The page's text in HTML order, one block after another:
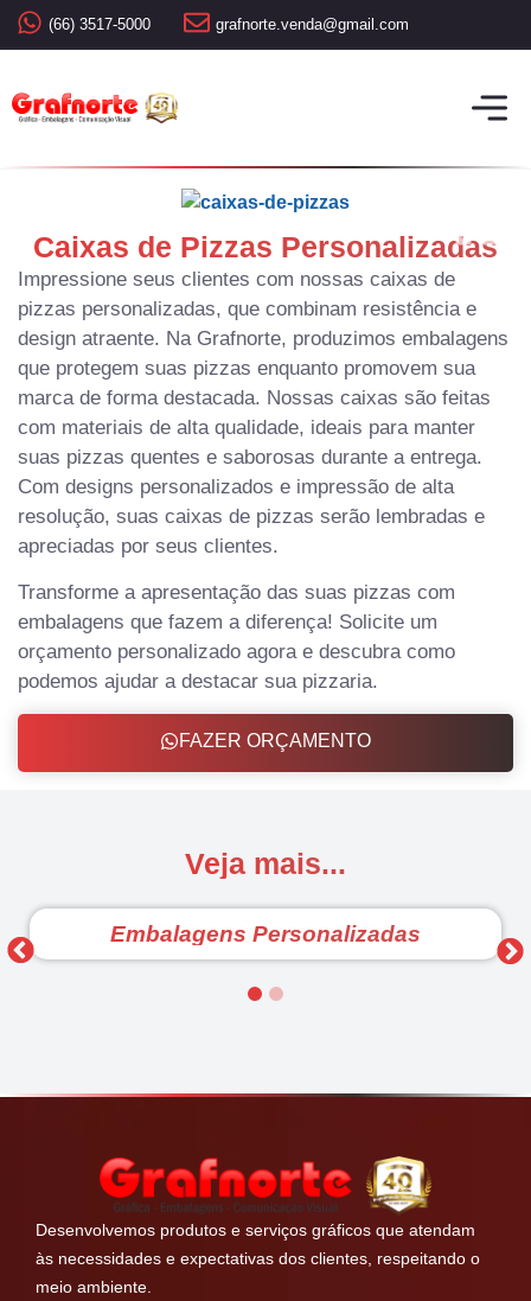
(66) 3517-5000 grafnorte.venda@gmail.com
Caixas de Pizzas Personalizadas
Impressione seus clientes com nossas caixas de
pizzas personalizadas, que combinam resistência e
design atraente. Na Grafnorte, produzimos embalagens
que protegem suas pizzas enquanto promovem sua
marca de forma destacada. Nossas caixas são feitas
com materiais de alta qualidade, ideais para manter
suas pizzas quentes e saborosas durante a entrega.
Com designs personalizados e impressão de alta
resolução, suas caixas de pizzas serão lembradas e
apreciadas por seus clientes.
Transforme a apresentação das suas pizzas com
embalagens que fazem a diferença! Solicite um
orçamento personalizado agora e descubra como
podemos ajudar a destacar sua pizzaria.
FAZER ORÇAMENTO
Veja mais...
Embalagens Personalizadas
Desenvolvemos produtos e serviços gráficos que atendam
às necessidades e expectativas dos clientes, respeitando o
meio ambiente.